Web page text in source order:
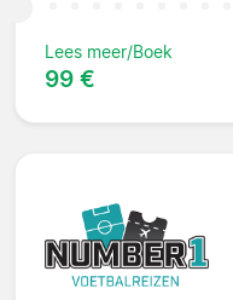
Lees meer/Boek
99 €